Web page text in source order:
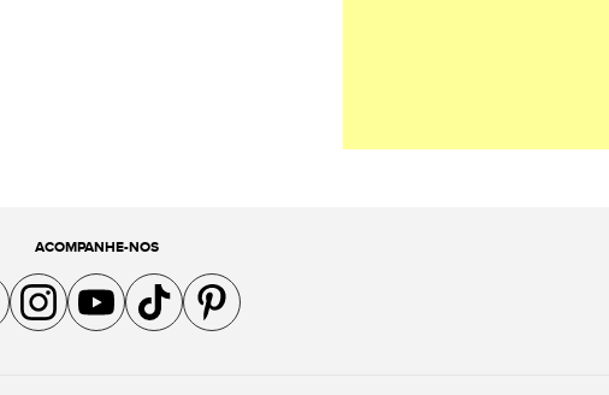
ACOMPANHE-NOS
a gente no Facebook
Acompanhe a gente no Instagram
Acompanhe a gente no YouTube
Acompanhe a gente no TikTok
Acompanhe a gente no Pinterest